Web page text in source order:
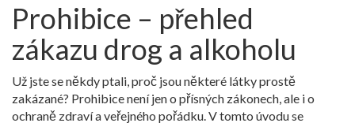
Prohibice – přehled
zákazu drog a alkoholu
Už jste se někdy ptali, proč jsou některé látky prostě
zakázané? Prohibice není jen o přísných zákonech, ale i o
ochraně zdraví a veřejného pořádku. V tomto úvodu se